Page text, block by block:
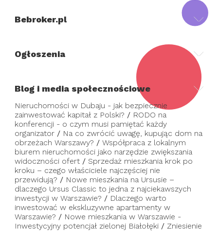
Bebroker.pl
Ogłoszenia
Blog i media społecznościowe
Nieruchomości w Dubaju - jak bezpiecznie
zainwestować kapitał z Polski? / RODO na
konferencji - o czym musi pamiętać każdy
organizator / Na co zwrócić uwagę, kupując dom na
obrzeżach Warszawy? / Współpraca z lokalnym
biurem nieruchomości jako narzędzie zwiększania
widoczności ofert / Sprzedaż mieszkania krok po
kroku – czego właściciele najczęściej nie
przewidują? / Nowe mieszkania na Ursusie –
dlaczego Ursus Classic to jedna z najciekawszych
inwestycji w Warszawie? / Dlaczego warto
inwestować w ekskluzywne apartamenty w
Warszawie? / Nowe mieszkania w Warszawie -
Inwestycyjny potencjał zielonej Białołęki / Zniesienie